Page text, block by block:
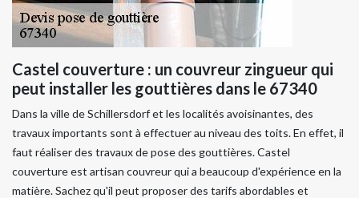
Castel couverture : un couvreur zingueur qui
peut installer les gouttières dans le 67340
Dans la ville de Schillersdorf et les localités avoisinantes, des
travaux importants sont à effectuer au niveau des toits. En effet, il
faut réaliser des travaux de pose des gouttières. Castel
couverture est artisan couvreur qui a beaucoup d'expérience en la
matière. Sachez qu'il peut proposer des tarifs abordables et